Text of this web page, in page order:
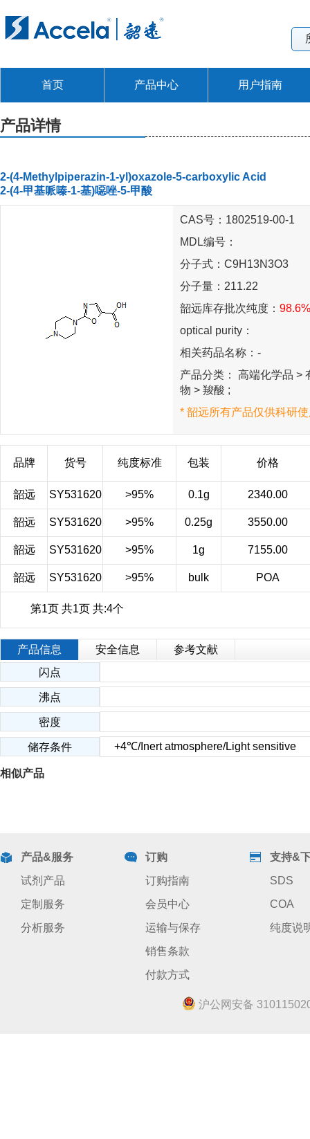
首页 产品中心 用户指南
产品详情
2-(4-Methylpiperazin-1-yl)oxazole-5-carboxylic Acid
2-(4-甲基哌嗪-1-基)噁唑-5-甲酸
CAS号：1802519-00-1
MDL编号：
分子式：C9H13N3O3
分子量：211.22
韶远库存批次纯度：
optical purity：
相关药品名称：-
产品分类： 高端化学品 >
物 > 羧酸 ;
* 韶远所有产品仅供科研
品牌 货号 纯度标准 包装 价格
韶远 SY531620 >95% 0.1g 2340.00
韶远 SY531620 >95% 0.25g 3550.00
韶远 SY531620 >95% 1g 7155.00
韶远 SY531620 >95% bulk POA
第1页 共1页 共:4个
产品信息 安全信息
参考文献
闪点
沸点
密度
储存条件 +4℃/Inert atmosphere/Light sensitive
相似产品
产品&服务
试剂产品
定制服务
分析服务
订购
订购指南
会员中心
运输与保存
销售条款
付款方式
支持&
SDS
COA
纯度说
沪公网安备